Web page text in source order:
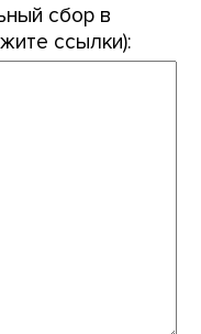
сбор в
ссылки):